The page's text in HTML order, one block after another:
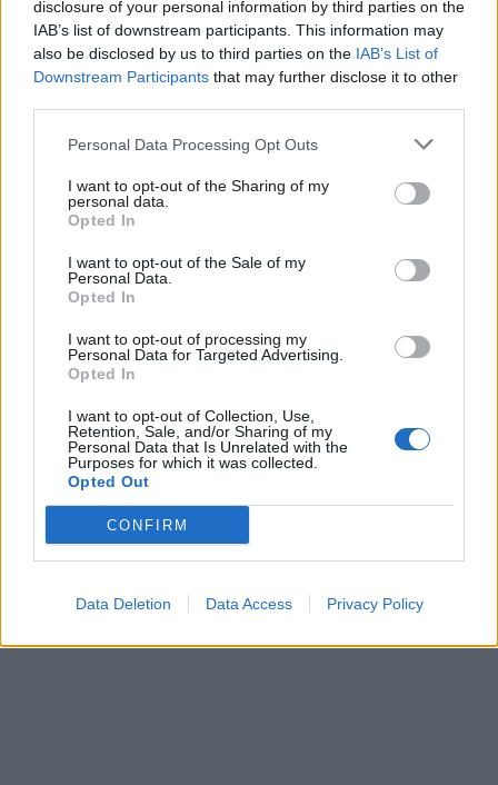
disclosure of your personal information by third parties on the
IAB’s list of downstream participants. This information may
also be disclosed by us to third parties on the IAB’s List of
Downstream Participants that may further disclose it to other
Personal Data Processing Opt Outs
I want to opt-out of the Sharing of my
personal data.
Opted In
I want to opt-out of the Sale of my
Personal Data.
Opted In
I want to opt-out of processing my
Personal Data for Targeted Advertising.
Opted In
I want to opt-out of Collection, Use,
Retention, Sale, and/or Sharing of my
Personal Data that Is Unrelated with the
Purposes for which it was collected.
Opted Out
CONFIRM
Data Deletion Data Access Privacy Policy
μέτωπα - Πώς μπορείτε να βοηθήσετε
14:55
Ηχηρό καμπανάκι κινδύνου από τις διεθνείς
τιμές των τροφίμων
13:45
Σε εξέλιξη οι αιτήσεις για το «Τουρισμός για
Όλους» – Ποια ΑΦΜ κάνουν αίτηση σήμερα
13:15
Καιρός με 40άρια το Σαββατοκύριακο: Οι πιο
ζεστές περιοχές
12:47
Νέος "φόρος" στα τσιγάρα για τις πυρκαγιές: Η
πρόταση για να πληρώνουν οι καπνοβιομηχανίες
350 εκατ. ευρώ τον χρόνο
ΔΥΠΑ: Επίδομα περίπου 758 ευρώ για δύο μήνες